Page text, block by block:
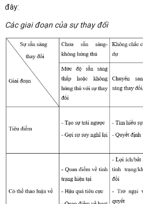
đây:
Các giai đoạn của sự thay đổi